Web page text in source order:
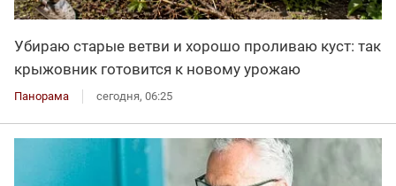
Убираю старые ветви и хорошо проливаю куст: так
крыжовник готовится к новому урожаю
Панорама сегодня, 06:25